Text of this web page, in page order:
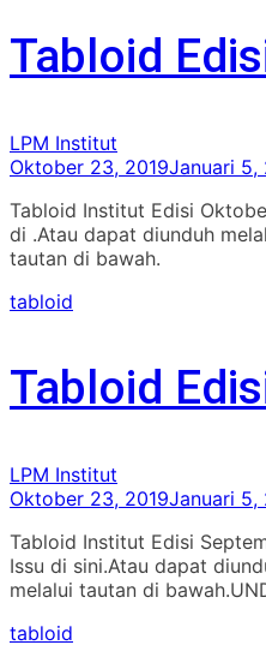
Tabloid
LPM Institut
Oktober 23, 2019Januari 5,
Tabloid Institut Edisi
di .Atau dapat diunduh
tautan di bawah.
tabloid
Tabloid
LPM Institut
Oktober 23, 2019Januari 5,
Tabloid Institut Edisi
Issu di sini.Atau dapat
melalui tautan di
tabloid